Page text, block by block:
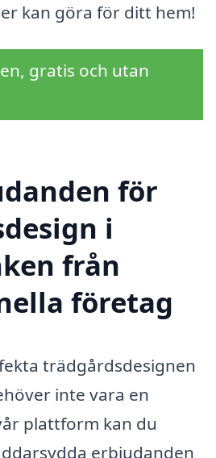
kan göra för ditt hem!
gratis och utan
för
i
från
företag
trädgårdsdesignen
inte vara en
plattform kan du
erbjudanden